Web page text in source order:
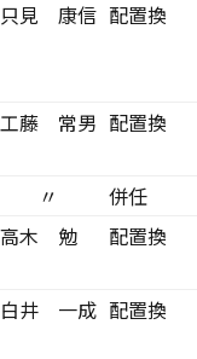
只見 康信 配置換
工藤 常男 配置換
〃
併任
高木 勉
配置換
白井 一成 配置換